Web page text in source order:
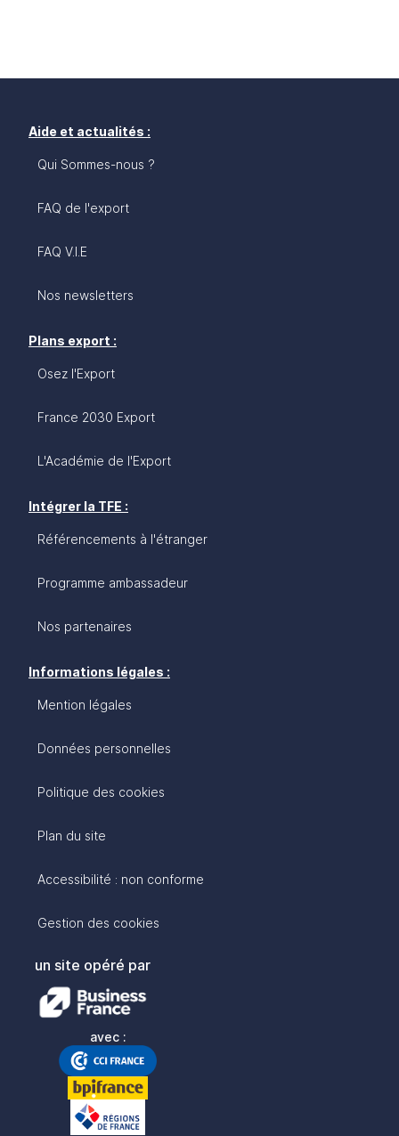
Aide et actualités :
Qui Sommes-nous ?
FAQ de l'export
FAQ V.I.E
Nos newsletters
Plans export :
Osez l'Export
France 2030 Export
L'Académie de l'Export
Intégrer la TFE :
Référencements à l'étranger
Programme ambassadeur
Nos partenaires
Informations légales :
Mention légales
Données personnelles
Politique des cookies
Plan du site
Accessibilité : non conforme
Gestion des cookies
un site opéré par
avec :